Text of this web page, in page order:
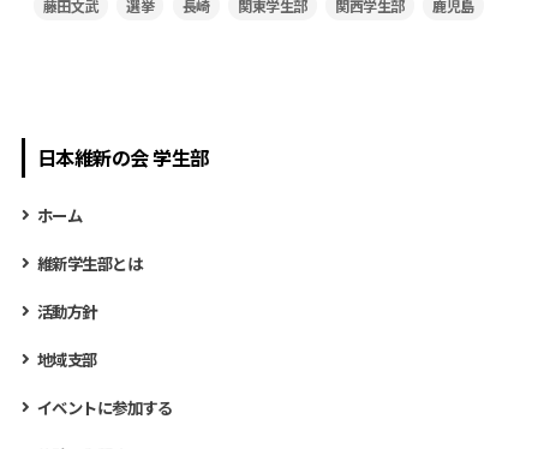
藤田文武 選挙 長崎 関東学生部 関西学生部 鹿児島
日本維新の会 学生部
ホーム
維新学生部とは
活動方針
地域支部
イベントに参加する